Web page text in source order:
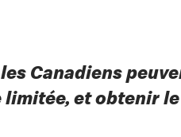
Canadiens
limitée, et obtenir